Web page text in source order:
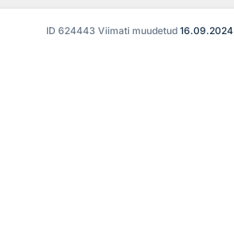
ID 624443 Viimati muudetud 16.09.2024